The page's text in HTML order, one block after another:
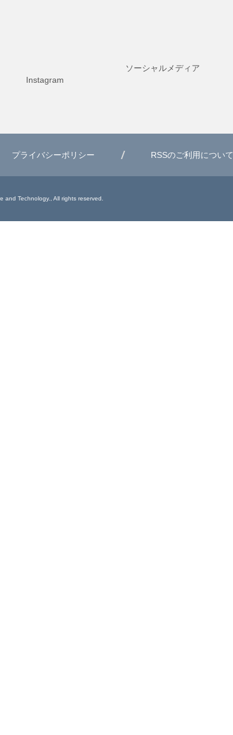
Instagram
ソーシャルメディア
プライバシーポリシー RSSのご利用について
and Technology., All rights reserved.